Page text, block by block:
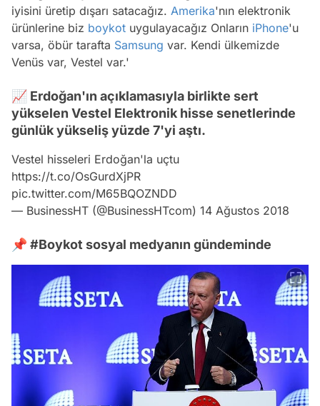
iyisini üretip dışarı satacağız. Amerika'nın elektronik
ürünlerine biz boykot uygulayacağız Onların iPhone'u
varsa, öbür tarafta Samsung var. Kendi ülkemizde
Venüs var, Vestel var.'
📈 Erdoğan'ın açıklamasıyla birlikte sert
yükselen Vestel Elektronik hisse senetlerinde
günlük yükseliş yüzde 7'yi aştı.
Vestel hisseleri Erdoğan'la uçtu
https://t.co/OsGurdXjPR
pic.twitter.com/M65BQOZNDD
— BusinessHT (@BusinessHTcom) 14 Ağustos 2018
📌 #Boykot sosyal medyanın gündeminde